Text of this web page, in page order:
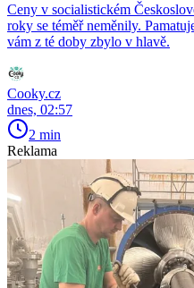
Ceny v socialistickém
roky se téměř neměnily.
vám z té doby zbylo v hlavě.
Cooky.cz
dnes, 02:57
2 min
Reklama